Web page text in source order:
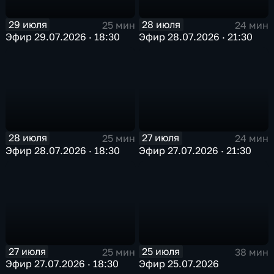
29 июля
25 мин
Эфир 29.07.2026 · 18:30
28 июля
24 мин
Эфир 28.07.2026 · 21:30
28 июля
25 мин
Эфир 28.07.2026 · 18:30
27 июля
24 мин
Эфир 27.07.2026 · 21:30
27 июля
25 мин
Эфир 27.07.2026 · 18:30
25 июля
38 мин
Эфир 25.07.2026